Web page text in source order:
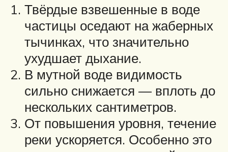
Твёрдые взвешенные в воде
частицы оседают на жаберных
тычинках, что значительно
ухудшает дыхание.
В мутной воде видимость
сильно снижается — вплоть до
нескольких сантиметров.
От повышения уровня, течение
реки ускоряется. Особенно это